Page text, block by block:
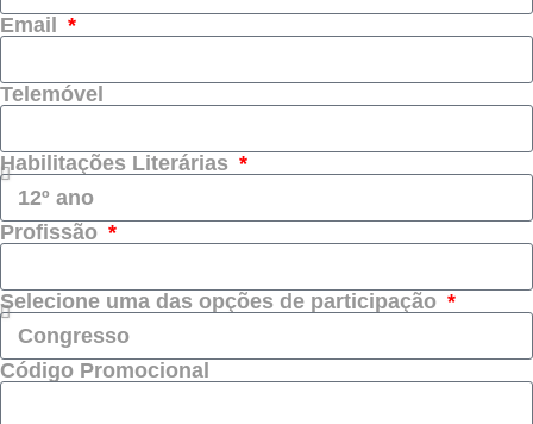
Email
Telemóvel
Habilitações Literárias
Profissão
Selecione uma das opções de participação
Código Promocional